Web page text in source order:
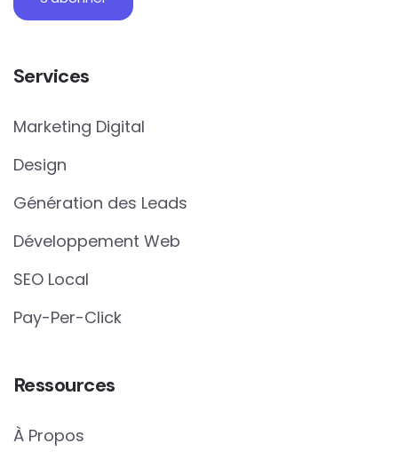
Services
Marketing Digital
Design
Génération des Leads
Développement Web
SEO Local
Pay-Per-Click
Ressources
À Propos